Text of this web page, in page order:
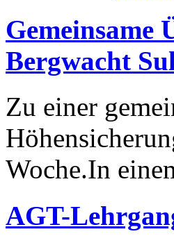
Gemeinsame
Bergwacht
Zu einer
Woche.In
AGT-